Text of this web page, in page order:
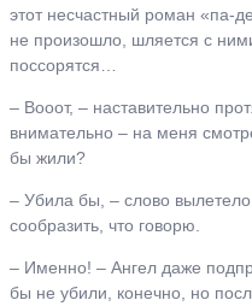
этот несчастный роман «па-
не произошло, шляется с
поссорятся…
– Вооот, – наставительно
внимательно – на меня
бы жили?
– Убила бы, – слово
сообразить, что говорю.
– Именно! – Ангел даже
бы не убили, конечно, но